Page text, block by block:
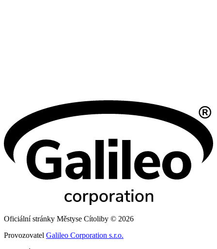
Oficiální stránky Městyse Cítoliby © 2026
Provozovatel Galileo Corporation s.r.o.